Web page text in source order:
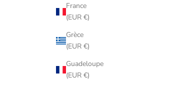
France
(EUR €)
Grèce
(EUR €)
Guadeloupe
(EUR €)